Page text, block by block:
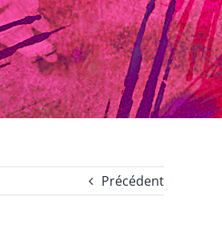
Précédent